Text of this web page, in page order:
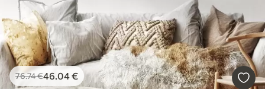
76.74€46 .04€